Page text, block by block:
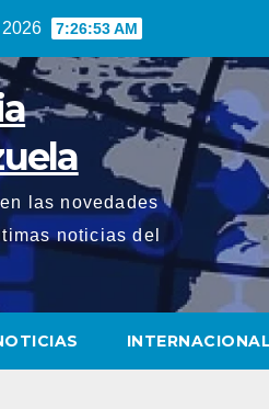
7:26:55 AM
las novedades
noticias del